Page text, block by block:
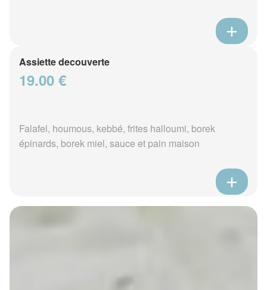
Assiette decouverte
19.00 €
Falafel, houmous, kebbé, frites halloumi, borek
épinards, borek miel, sauce et pain maison